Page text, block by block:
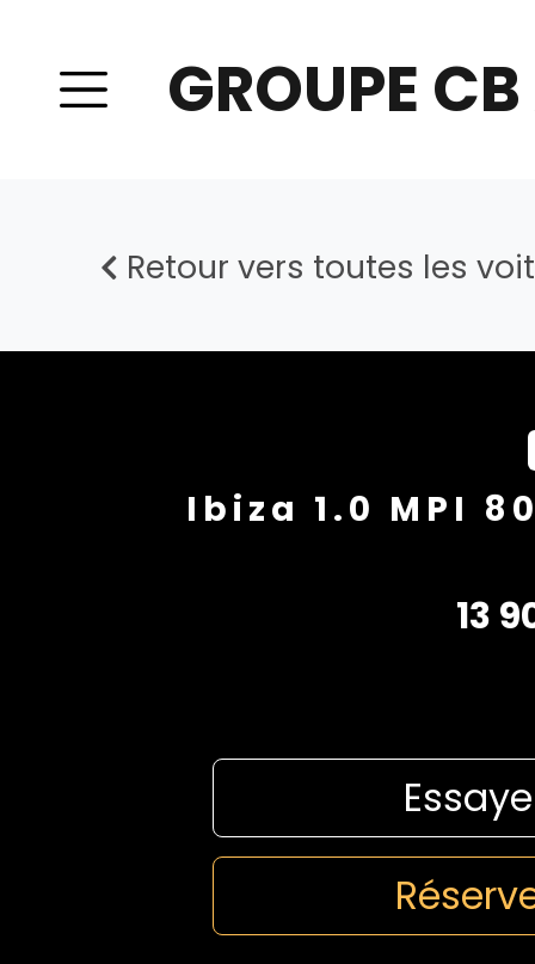
GROUPE
Retour vers toutes les
Ibiza 1.0 MPI
13